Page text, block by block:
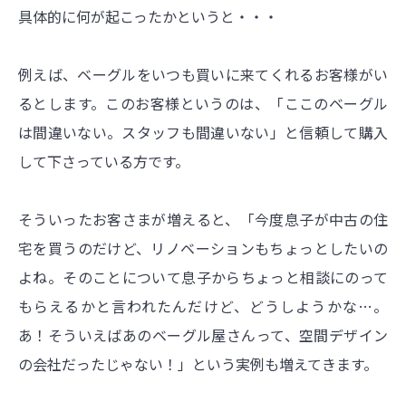
具体的に何が起こったかというと・・・
例えば、ベーグルをいつも買いに来てくれるお客様がい
るとします。このお客様というのは、「ここのベーグル
は間違いない。スタッフも間違いない」と信頼して購入
して下さっている方です。
そういったお客さまが増えると、「今度息子が中古の住
宅を買うのだけど、リノベーションもちょっとしたいの
よね。そのことについて息子からちょっと相談にのって
もらえるかと言われたんだけど、どうしようかな…。
あ！そういえばあのベーグル屋さんって、空間デザイン
の会社だったじゃない！」という実例も増えてきます。